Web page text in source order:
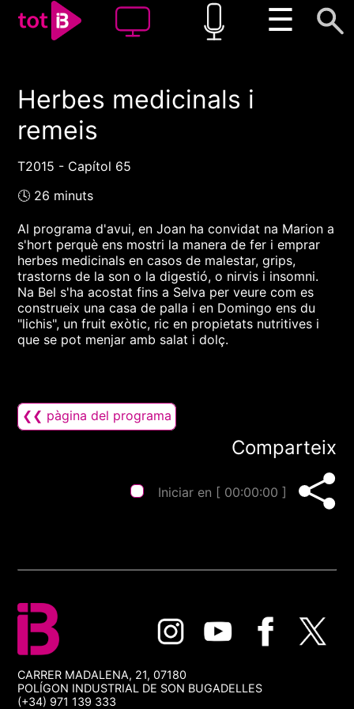
☰
00:00 00:00
Herbes medicinals i
remeis
T2015 - Capítol 65
🕓 26 minuts
Al programa d'avui, en Joan ha convidat na Marion a
s'hort perquè ens mostri la manera de fer i emprar
herbes medicinals en casos de malestar, grips,
trastorns de la son o la digestió, o nirvis i insomni.
Na Bel s'ha acostat fins a Selva per veure com es
construeix una casa de palla i en Domingo ens du
"lichis", un fruit exòtic, ric en propietats nutritives i
que se pot menjar amb salat i dolç.
❮❮ pàgina del programa
Comparteix
Iniciar en [ 00:00:00 ]
CARRER MADALENA, 21, 07180
POLÍGON INDUSTRIAL DE SON BUGADELLES
(+34) 971 139 333